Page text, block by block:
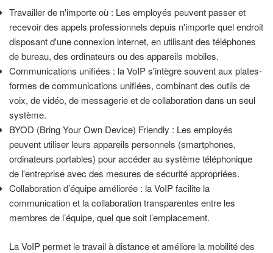
Travailler de n'importe où : Les employés peuvent passer et
recevoir des appels professionnels depuis n'importe quel endroit
disposant d'une connexion internet, en utilisant des téléphones
de bureau, des ordinateurs ou des appareils mobiles.
Communications unifiées : la VoIP s'intègre souvent aux plates-
formes de communications unifiées, combinant des outils de
voix, de vidéo, de messagerie et de collaboration dans un seul
système.
BYOD (Bring Your Own Device) Friendly : Les employés
peuvent utiliser leurs appareils personnels (smartphones,
ordinateurs portables) pour accéder au système téléphonique
de l'entreprise avec des mesures de sécurité appropriées.
Collaboration d’équipe améliorée : la VoIP facilite la
communication et la collaboration transparentes entre les
membres de l’équipe, quel que soit l’emplacement.
La VoIP permet le travail à distance et améliore la mobilité des